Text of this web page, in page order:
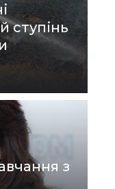
ступінь
з